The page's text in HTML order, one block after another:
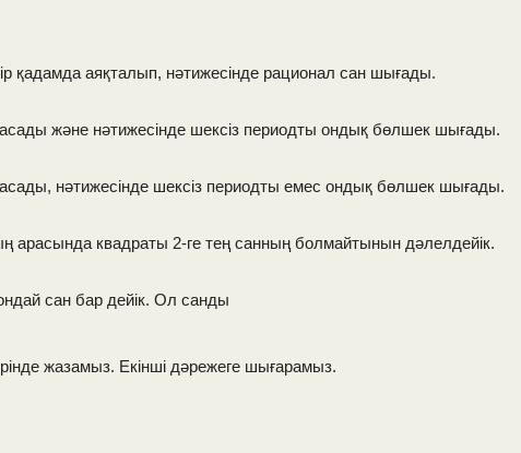
қадамда аяқталып, нәтижесінде рационал сан шығады.
және нәтижесінде шексіз периодты ондық бөлшек шығады.
нәтижесінде шексіз периодты емес ондық бөлшек шығады.
арасында квадраты 2-ге тең санның болмайтынын дәлелдейік.
сан бар дейік. Ол санды
жазамыз. Екінші дәрежеге шығарамыз.